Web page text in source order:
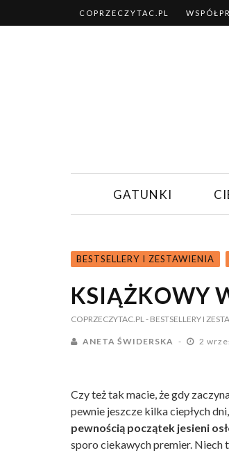
COPRZECZYTAC.PL
GATUNKI
BESTSELLERY I ZESTAWIENIA
KSIĄŻKOWY
COPRZECZYTAC.PL- BESTSELLERY I
ANETA ŚWIDERSKA 2
Czy też tak macie, że gdy
pewnie jeszcze kilka ciepłych
pewnością początek jesieni
sporo ciekawych premier. Niech